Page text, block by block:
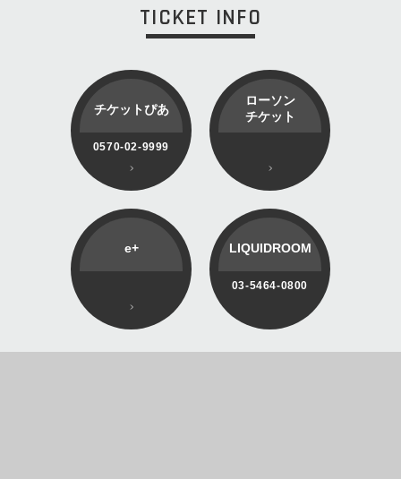
TICKET INFO
チケットぴあ
0570-02-9999
ローソン
チケット
e+ LIQUIDROOM
03-5464-0800